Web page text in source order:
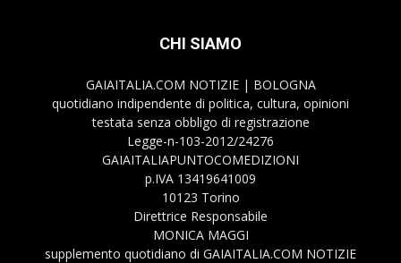
CHI SIAMO
GAIAITALIA.COM NOTIZIE | BOLOGNA
quotidiano indipendente di politica, cultura, opinioni
testata senza obbligo di registrazione
Legge-n-103-2012/24276
GAIAITALIAPUNTOCOMEDIZIONI
p.IVA 13419641009
10123 Torino
Direttrice Responsabile
MONICA MAGGI
supplemento quotidiano di GAIAITALIA.COM NOTIZIE